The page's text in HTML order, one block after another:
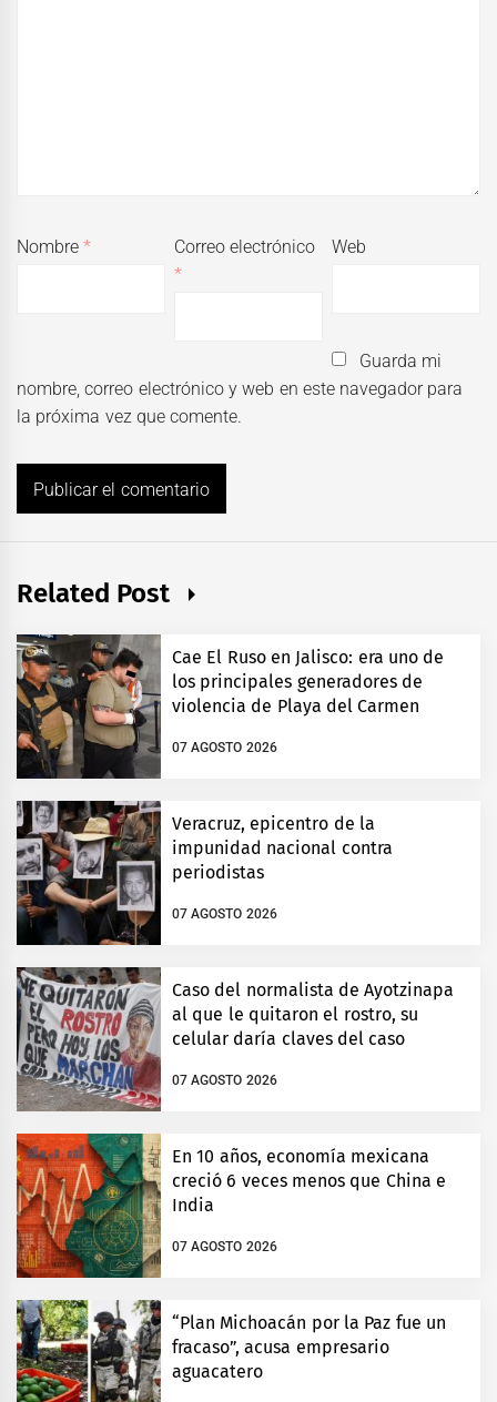
Nombre*
Correo electrónico
*
Web
Guarda mi
nombre, correo electrónico y web en este navegador para
la próxima vez que comente.
Related Post
Cae El Ruso en Jalisco: era uno de
los principales generadores de
violencia de Playa del Carmen
07 AGOSTO 2026
Veracruz, epicentro de la
impunidad nacional contra
periodistas
07 AGOSTO 2026
Caso del normalista de Ayotzinapa
al que le quitaron el rostro, su
celular daría claves del caso
07 AGOSTO 2026
En 10 años, economía mexicana
creció 6 veces menos que China e
India
07 AGOSTO 2026
“Plan Michoacán por la Paz fue un
fracaso”, acusa empresario
aguacatero